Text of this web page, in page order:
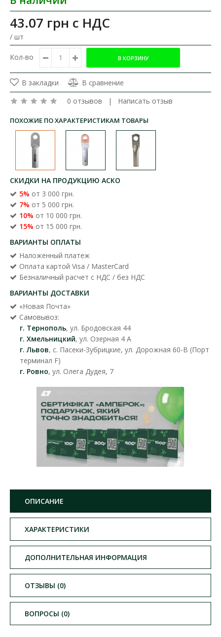
43.07 грн с НДС
/ шт
Кол-во
В закладки
В сравнение
0 отзывов | Написать отзыв
ПОХОЖИЕ ПО ХАРАКТЕРИСТИКАМ ТОВАРЫ
СКИДКИ НА ПРОДУКЦИЮ АСКО
5% от 3 000 грн.
7% от 5 000 грн.
10% от 10 000 грн.
15% от 15 000 грн.
ВАРИАНТЫ ОПЛАТЫ
Наложенный платеж
Оплата картой Visa / MasterCard
Безналичный расчет с НДС / без НДС
ВАРИАНТЫ ДОСТАВКИ
«Новая Почта»
Самовывоз:
г. Тернополь, ул. Бродовская 44
г. Хмельницкий, ул. Озерная 4 А
г. Львов, с. Пасеки-Зубрицкие, ул. Дорожная 60-В (Порт
терминал F)
г. Ровно, ул. Олега Дудея, 7
ОПИСАНИЕ
ХАРАКТЕРИСТИКИ
ДОПОЛНИТЕЛЬНАЯ ИНФОРМАЦИЯ
ОТЗЫВЫ (0)
ВОПРОСЫ (0)